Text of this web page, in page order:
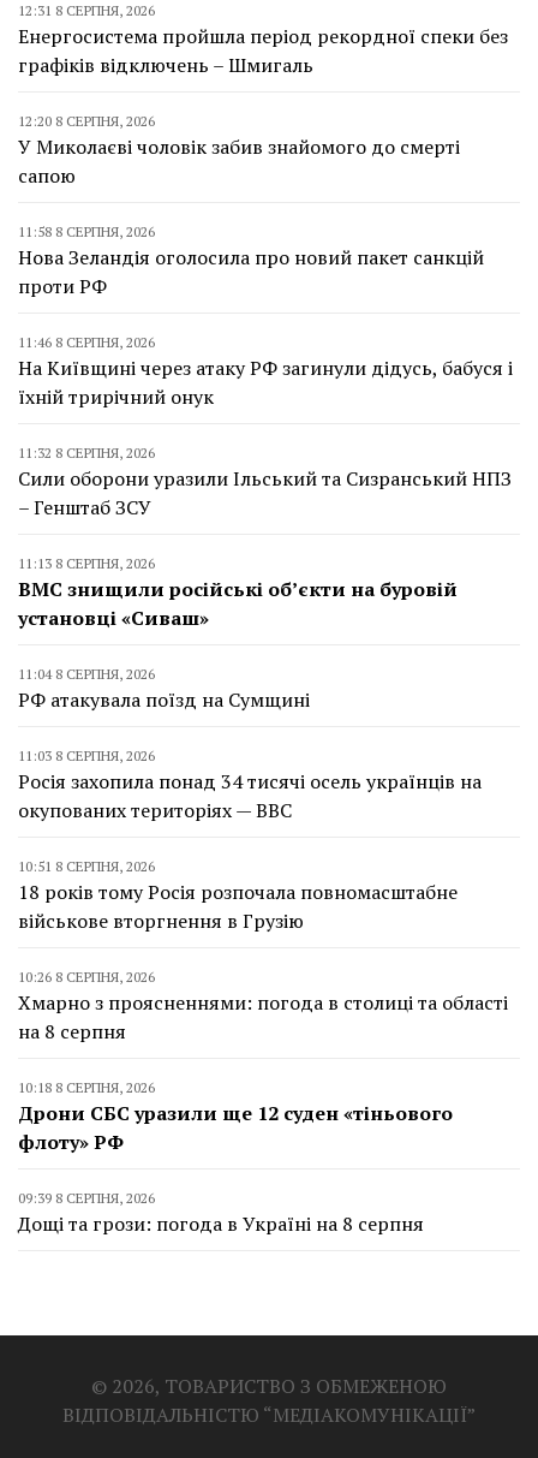
12:31 8 СЕРПНЯ, 2026
Енергосистема пройшла період рекордної спеки без
графіків відключень – Шмигаль
12:20 8 СЕРПНЯ, 2026
У Миколаєві чоловік забив знайомого до смерті
сапою
11:58 8 СЕРПНЯ, 2026
Нова Зеландія оголосила про новий пакет санкцій
проти РФ
11:46 8 СЕРПНЯ, 2026
На Київщині через атаку РФ загинули дідусь, бабуся і
їхній трирічний онук
11:32 8 СЕРПНЯ, 2026
Сили оборони уразили Ільський та Сизранський НПЗ
– Генштаб ЗСУ
11:13 8 СЕРПНЯ, 2026
ВМС знищили російські об’єкти на буровій
установці «Сиваш»
11:04 8 СЕРПНЯ, 2026
РФ атакувала поїзд на Сумщині
11:03 8 СЕРПНЯ, 2026
Росія захопила понад 34 тисячі осель українців на
окупованих територіях — BBC
10:51 8 СЕРПНЯ, 2026
18 років тому Росія розпочала повномасштабне
військове вторгнення в Грузію
10:26 8 СЕРПНЯ, 2026
Хмарно з проясненнями: погода в столиці та області
на 8 серпня
10:18 8 СЕРПНЯ, 2026
Дрони СБС уразили ще 12 суден «тіньового
флоту» РФ
09:39 8 СЕРПНЯ, 2026
Дощі та грози: погода в Україні на 8 серпня
© 2026, ТОВАРИСТВО З ОБМЕЖЕНОЮ
ВІДПОВІДАЛЬНІСТЮ “МЕДІАКОМУНІКАЦІЇ”